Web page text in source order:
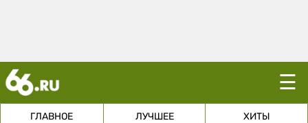
☰
ГЛАВНОЕ ЛУЧШЕЕ ХИТЫ